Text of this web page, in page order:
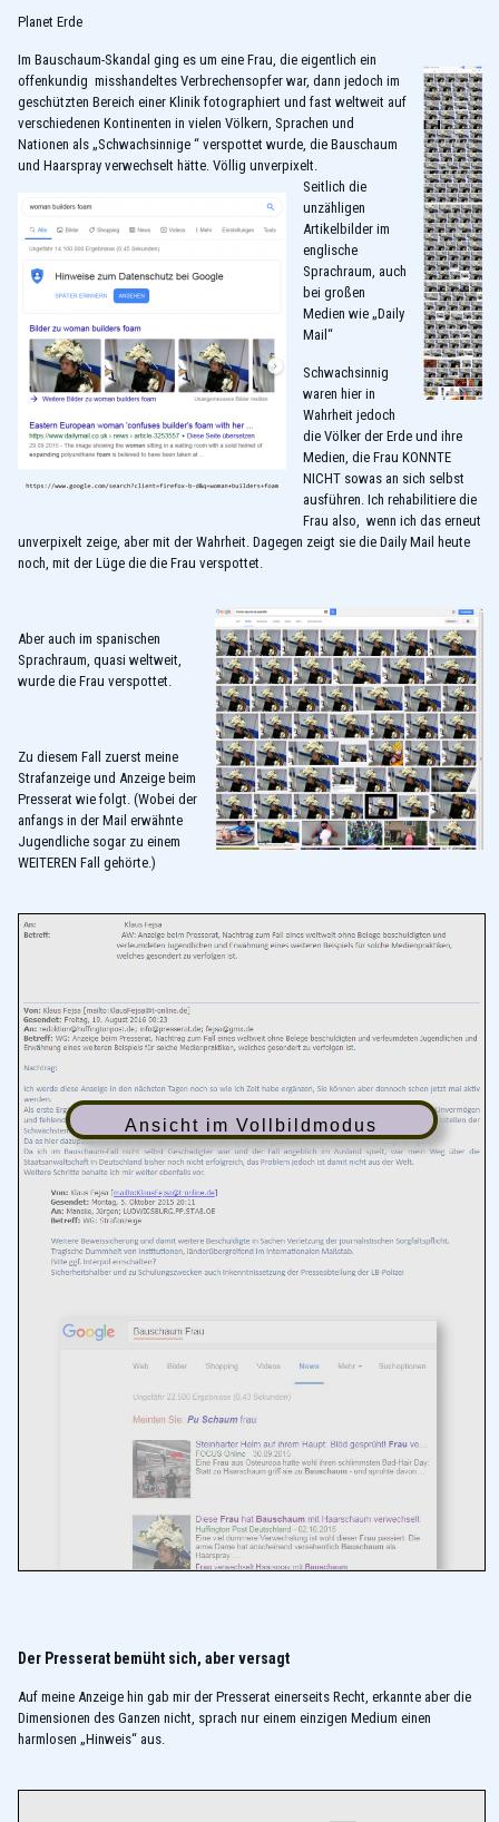
Planet Erde
Im Bauschaum-Skandal ging es um eine Frau, die eigentlich ein
offenkundig misshandeltes Verbrechensopfer war, dann jedoch im
geschützten Bereich einer Klinik fotographiert und fast weltweit auf
verschiedenen Kontinenten in vielen Völkern, Sprachen und
Nationen als „Schwachsinnige “ verspottet wurde, die Bauschaum
und Haarspray verwechselt hätte. Völlig unverpixelt.
Seitlich die
unzähligen
Artikelbilder im
englische
Sprachraum, auch
bei großen
Medien wie „Daily
Mail“
Schwachsinnig
waren hier in
Wahrheit jedoch
die Völker der Erde und ihre
Medien, die Frau KONNTE
NICHT sowas an sich selbst
ausführen. Ich rehabilitiere die
Frau also, wenn ich das erneut
unverpixelt zeige, aber mit der Wahrheit. Dagegen zeigt sie die Daily Mail heute
noch, mit der Lüge die die Frau verspottet.
Aber auch im spanischen
Sprachraum, quasi weltweit,
wurde die Frau verspottet.
Zu diesem Fall zuerst meine
Strafanzeige und Anzeige beim
Presserat wie folgt. (Wobei der
anfangs in der Mail erwähnte
Jugendliche sogar zu einem
WEITEREN Fall gehörte.)
Ansicht im Vollbildmodus
Der Presserat bemüht sich, aber versagt
Auf meine Anzeige hin gab mir der Presserat einerseits Recht, erkannte aber die
Dimensionen des Ganzen nicht, sprach nur einem einzigen Medium einen
harmlosen „Hinweis“ aus.